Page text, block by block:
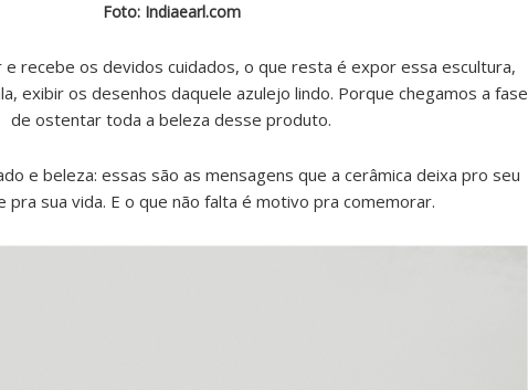
Foto: Indiaearl.com
e recebe os devidos cuidados, o que resta é expor essa escultura,
exibir os desenhos daquele azulejo lindo. Porque chegamos a fase
de ostentar toda a beleza desse produto.
e beleza: essas são as mensagens que a cerâmica deixa pro seu
pra sua vida. E o que não falta é motivo pra comemorar.